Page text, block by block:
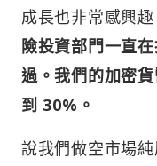
成長也非常感興趣
險投資部門一直
過。我們的加密
到 30%。
說我們做空市場